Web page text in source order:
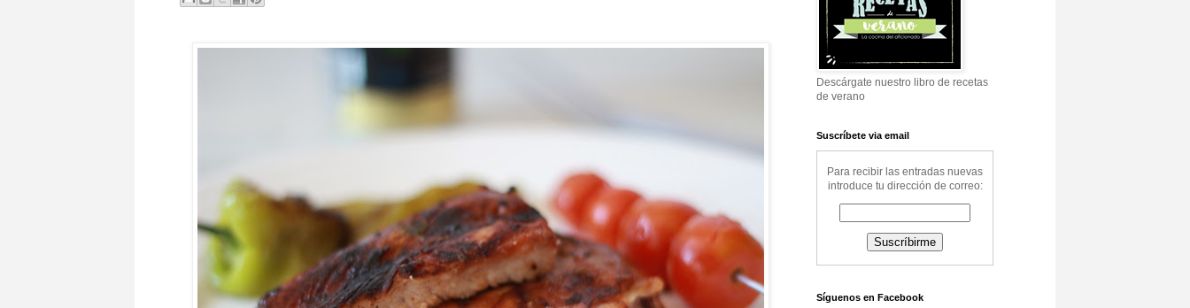
Descárgate nuestro libro de recetas
de verano
Suscríbete via email
Para recibir las entradas nuevas
introduce tu dirección de correo:
Síguenos en Facebook